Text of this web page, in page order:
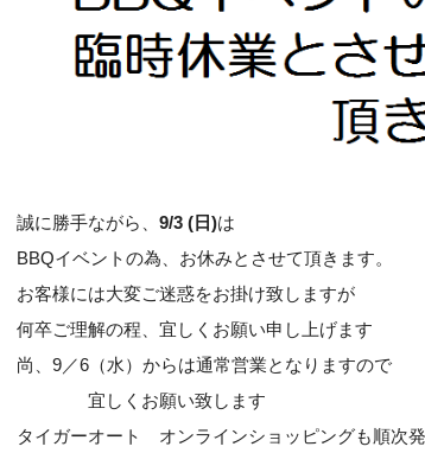
誠に勝手ながら、9/3 (日)は
BBQイベントの為、お休みとさせて頂きます。
お客様には大変ご迷惑をお掛け致しますが
何卒ご理解の程、宜しくお願い申し上げます
尚、9／6（水）からは通常営業となりますので
宜しくお願い致します
タイガーオート オンラインショッピングも順次発